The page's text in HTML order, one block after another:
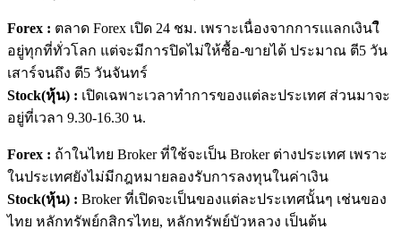
Forex : ตลาด Forex เปิด 24 ชม. เพราะเนื่องจากการเแลกเงินใ
อยู่ทุกที่ทั่วโลก แต่จะมีการปิดไม่ให้ซื้อ-ขายได้ ประมาณ ตี5 วัน
เสาร์จนถึง ตี5 วันจันทร์
Stock(หุ้น) : เปิดเฉพาะเวลาทำการของแต่ละประเทศ ส่วนมาจะ
อยู่ที่เวลา 9.30-16.30 น.
Forex : ถ้าในไทย Broker ที่ใช้จะเป็น Broker ต่างประเทศ เพราะ
ในประเทศยังไม่มีกฎหมายลองรับการลงทุนในค่าเงิน
Stock(หุ้น) : Broker ที่เปิดจะเป็นของแต่ละประเทศนั้นๆ เช่นของ
ไทย หลักทรัพย์กสิกรไทย, หลักทรัพย์บัวหลวง เป็นต้น